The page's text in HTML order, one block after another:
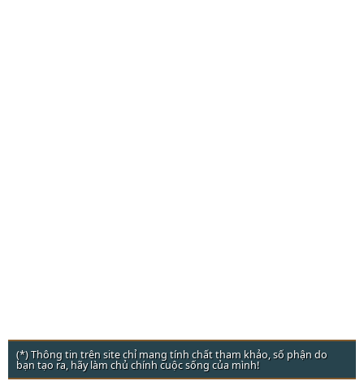
(*) Thông tin trên site chỉ mang tính chất tham khảo, số phận do
bạn tạo ra, hãy làm chủ chính cuộc sống của mình!